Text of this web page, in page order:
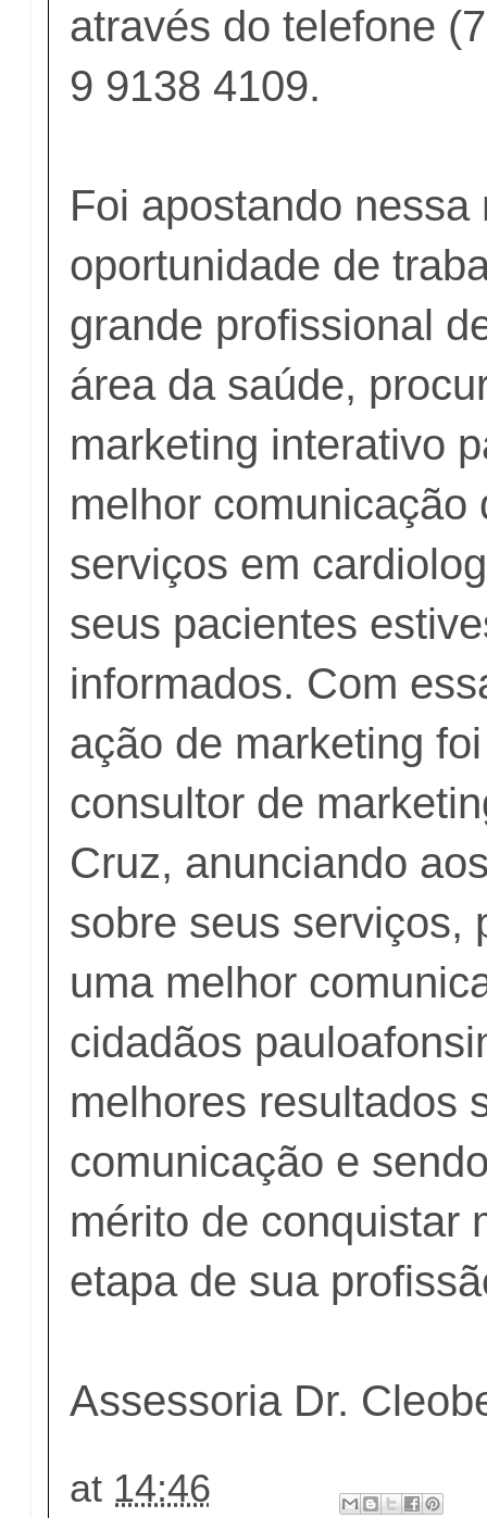
através do telefone
9 9138 4109.
Foi apostando nessa
oportunidade de
grande profissional
área da saúde,
marketing interativo
melhor comunicação
serviços em
seus pacientes
informados. Com
ação de marketing
consultor de
Cruz, anunciando
sobre seus serviços,
uma melhor
cidadãos
melhores resultados
comunicação e
mérito de conquistar
etapa de sua
Assessoria Dr.
at 14:46